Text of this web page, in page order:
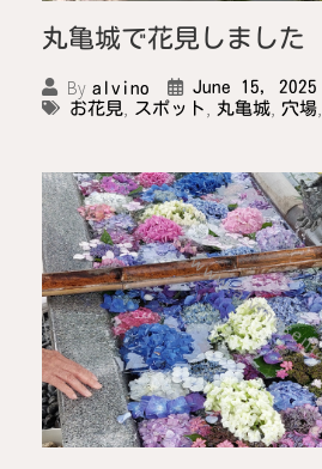
丸亀城で花見しました
By alvino
June 15, 2025
お花見, スポット , 丸亀城, 穴場,